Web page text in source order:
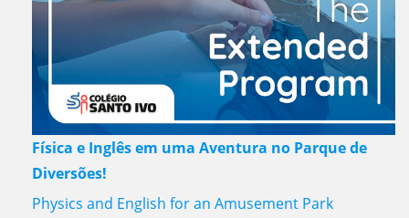
Física e Inglês em uma Aventura no Parque de
Diversões!
Physics and English for an Amusement Park